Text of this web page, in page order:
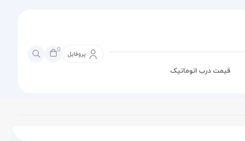
قیمت درب اتوماتیک
پروفایل
0